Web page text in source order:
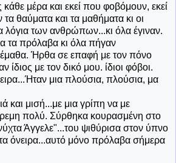
μέρα και εκεί που φοβόμουν, εκεί
θαύματα και τα μαθήματα κι οι
λόγια των ανθρώπων...κι όλα έγιναν.
τα πρόλαβα κι όλα πήγαν
Ήρθα σε επαφή με τον πόνο
με τον δικό μου. ίδιοι φόβοι.
μια πλούσια, πλούσια, μα
και μισή...με μια γρίπη να με
πολύ. Σύρθηκα κουρασμένη στο
Άγγελε"...του ψιθύρισα στον ύπνο
όνειρα...αυτό μόνο πρόλαβα σήμερα